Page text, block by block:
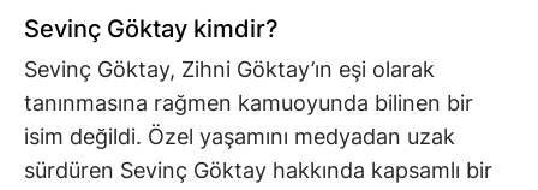
Sevinç Göktay kimdir?
Sevinç Göktay, Zihni Göktay’ın eşi olarak
tanınmasına rağmen kamuoyunda bilinen bir
isim değildi. Özel yaşamını medyadan uzak
sürdüren Sevinç Göktay hakkında kapsamlı bir